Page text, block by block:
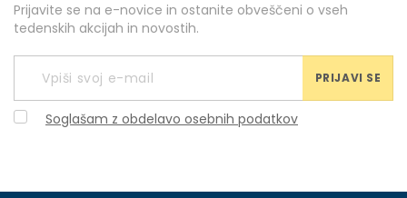
Prijavite se na e-novice in ostanite obveščeni o vseh
tedenskih akcijah in novostih.
PRIJAVI SE
Soglašam z obdelavo osebnih podatkov